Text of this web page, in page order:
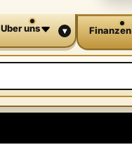
Uber uns ▾ Finanzen